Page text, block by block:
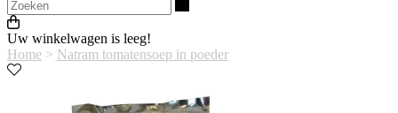
Uw winkelwagen is leeg!
Home > Natram tomatensoep in poeder